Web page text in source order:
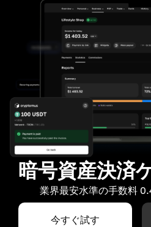
暗号資産決済
業界最安水準の手数料
今すぐ試す